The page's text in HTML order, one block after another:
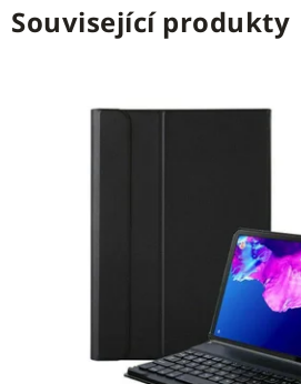
Související produkty